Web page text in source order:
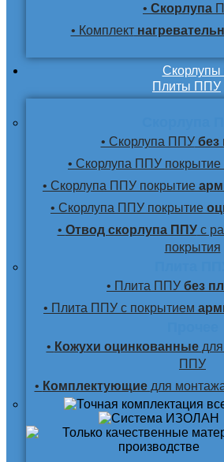
• Скорлупа
• Комплект
Скорлупы
Плиты ППУ
• Скорлупа ППУбез
• Скорлупа ППУ покрытие
• Скорлупа ППУ покрытие
• Скорлупа ППУ покрытие
• Отвод скорлупа ППУс
покрытия
• Плита ППУ без
• Плита ППУ с покрытием
• Кожухи оцинкованные
ППУ
• Комплектующие для